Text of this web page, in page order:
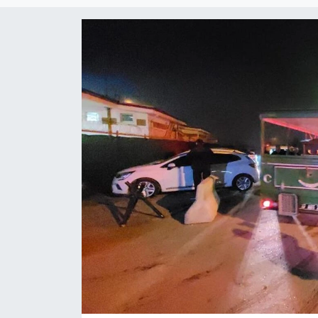
Doğanyurt Haberleri
Hanönü Haberleri
İhsangazi Haberleri
İnebolu Haberleri
Küre Haberleri
Merkez Haberleri
Pınarbaşı Haberleri